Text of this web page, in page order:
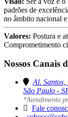
padrões de
no âmbito nacional
Valores: Postura e
Comprometimento
Nossos Canais
Al.
São Paulo -
*Atendimento
Fale